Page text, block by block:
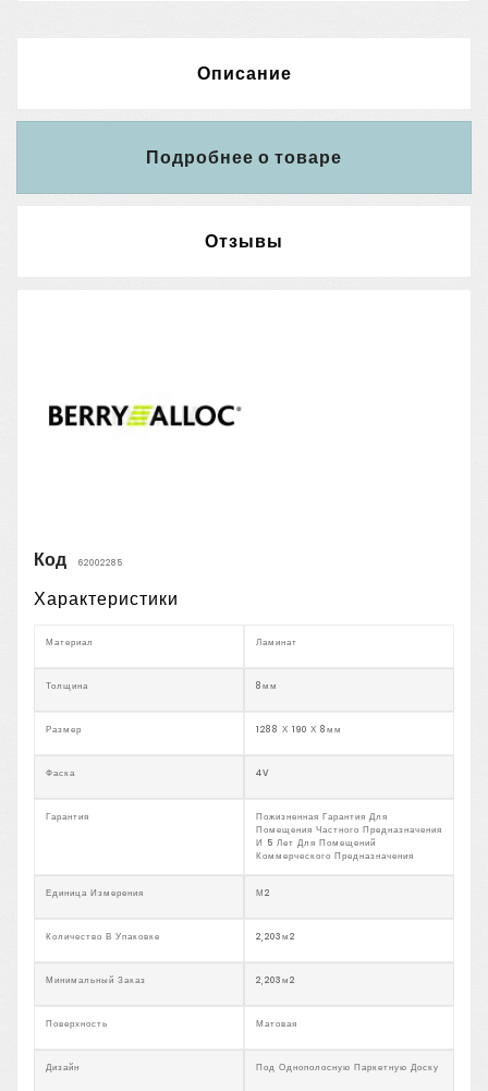
Описание
Подробнее о товаре
Отзывы
Код 62002285
Характеристики
Материал Ламинат
Толщина 8мм
Размер 1288 Х 190 Х 8мм
Фаска 4V
Гарантия
Пожизненная Гарантия Для
Помещения Частного Предназначения
И 5 Лет Для Помещений
Коммерческого Предназначения
Единица Измерения М2
Количество В Упаковке 2,203м2
Минимальный Заказ 2,203м2
Поверхность Матовая
Дизайн Под Однополосную Паркетную Доску